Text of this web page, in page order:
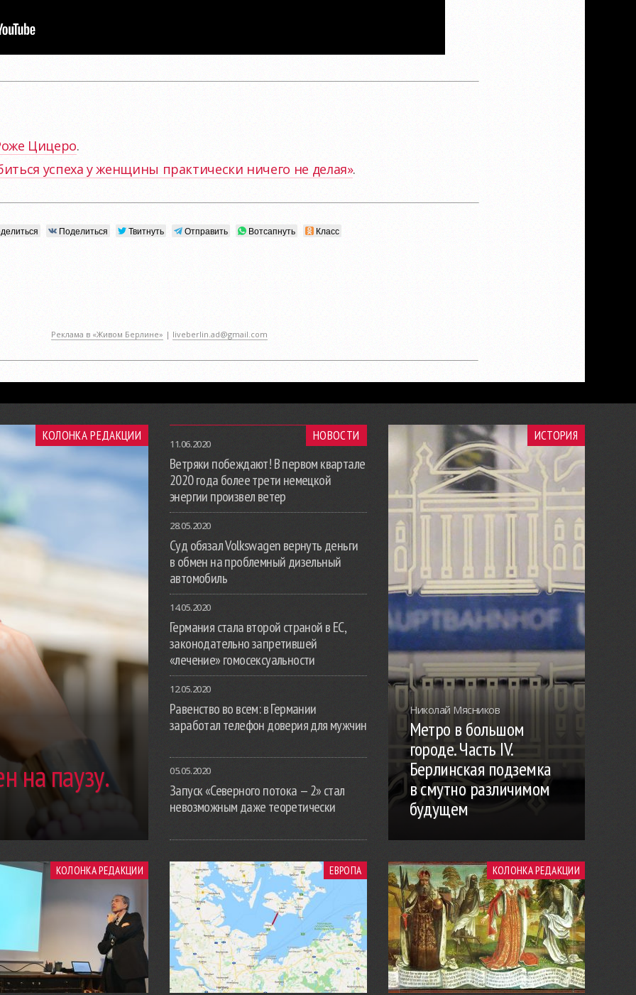
Цицеро.
успеха у женщины практически ничего не делая».
Поделиться Твитнуть Отправить Вотсапнуть Класс
Реклама в «Живом Берлине» | liveberlin.ad@gmail.com
КОЛОНКА РЕДАКЦИИ
на паузу.
НОВОСТИ
11.06.2020
Ветряки побеждают! В первом квартале
2020 года более трети немецкой
энергии произвел ветер
28.05.2020
Суд обязал Volkswagen вернуть деньги
в обмен на проблемный дизельный
автомобиль
14.05.2020
Германия стала второй страной в ЕС,
законодательно запретившей
«лечение» гомосексуальности
12.05.2020
Равенство во всем: в Германии
заработал телефон доверия для мужчин
05.05.2020
Запуск «Северного потока — 2» стал
невозможным даже теоретически
ИСТОРИЯ
Николай Мясников
Метро в большом
городе. Часть IV.
Берлинская подземка
в смутно различимом
будущем
КОЛОНКА РЕДАКЦИИ ЕВРОПА КОЛОНКА РЕДАКЦИИ